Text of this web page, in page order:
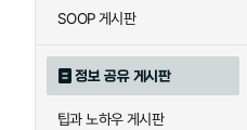
SOOP 게시판
정보 공유 게시판
팁과 노하우 게시판